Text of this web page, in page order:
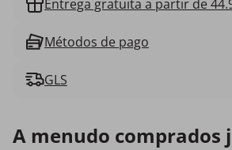
Entrega gratuita a partir de
Métodos de pago
GLS
A menudo comprados